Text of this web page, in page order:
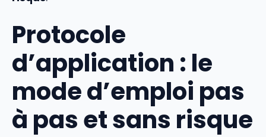
Protocole
d’application : le
mode d’emploi pas
à pas et sans risque